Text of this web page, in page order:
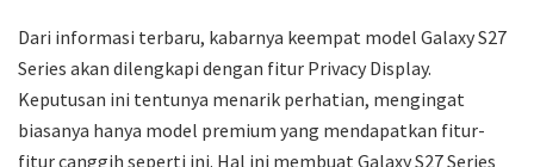
Dari informasi terbaru, kabarnya keempat model Galaxy S27
Series akan dilengkapi dengan fitur Privacy Display.
Keputusan ini tentunya menarik perhatian, mengingat
biasanya hanya model premium yang mendapatkan fitur-
fitur canggih seperti ini. Hal ini membuat Galaxy S27 Series